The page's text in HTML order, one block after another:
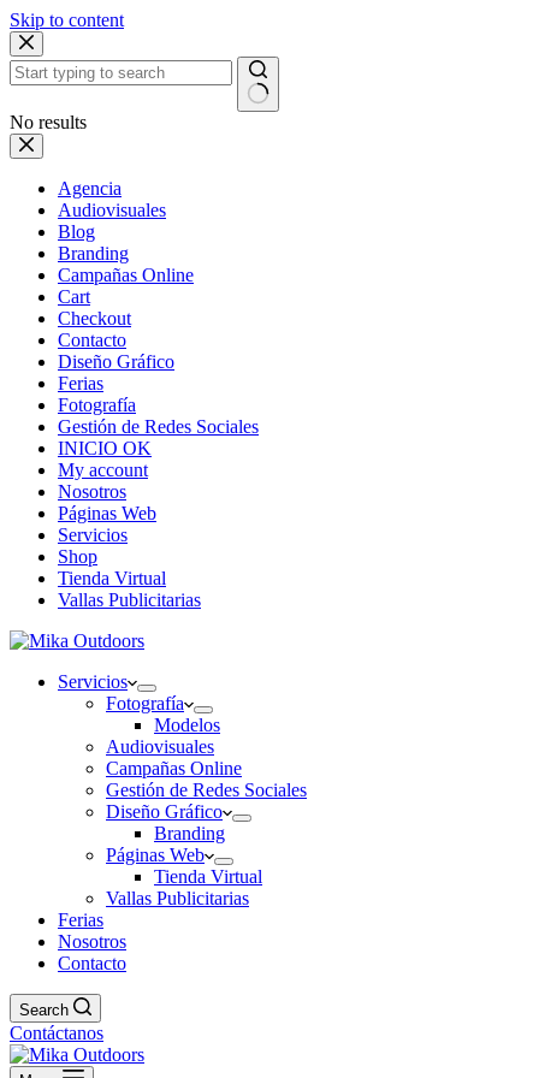
Skip to content
No results
Agencia
Audiovisuales
Blog
Branding
Campañas Online
Cart
Checkout
Contacto
Diseño Gráfico
Ferias
Fotografía
Gestión de Redes Sociales
INICIO OK
My account
Nosotros
Páginas Web
Servicios
Shop
Tienda Virtual
Vallas Publicitarias
Servicios
Fotografía
Modelos
Audiovisuales
Campañas Online
Gestión de Redes Sociales
Diseño Gráfico
Branding
Páginas Web
Tienda Virtual
Vallas Publicitarias
Ferias
Nosotros
Contacto
Search
Contáctanos